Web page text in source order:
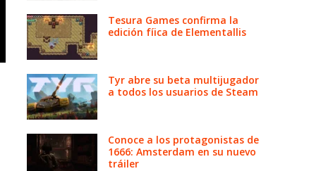
Tesura Games confirma la
edición fíica de Elementallis
Tyr abre su beta multijugador
a todos los usuarios de Steam
Conoce a los protagonistas de
1666: Amsterdam en su nuevo
tráiler